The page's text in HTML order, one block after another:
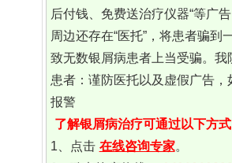
后付钱、免费送治疗仪器“等广
周边还存在“医托”，将患者骗到
致无数银屑病患者上当受骗。我
患者：谨防医托以及虚假广告，
报警
了解银屑病治疗可通过以下方式
1、点击 在线咨询专家。